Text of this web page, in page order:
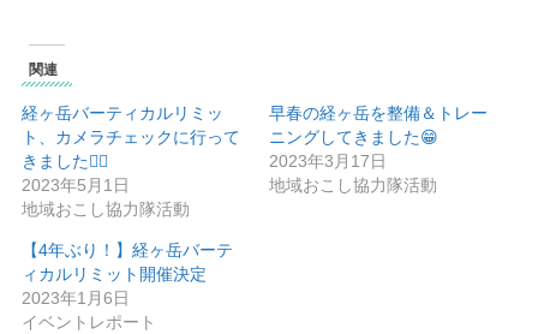
関連
経ヶ岳バーティカルリミッ
ト、カメラチェックに行って
きました🏃‍♂️
2023年5月1日
地域おこし協力隊活動
早春の経ヶ岳を整備＆トレー
ニングしてきました😁
2023年3月17日
地域おこし協力隊活動
【4年ぶり！】経ヶ岳バーテ
ィカルリミット開催決定
2023年1月6日
イベントレポート